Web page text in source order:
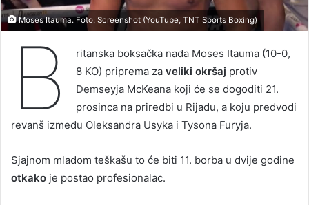
Moses Itauma. Foto: Screenshot (YouTube, TNT Sports Boxing)
B
ritanska boksačka nada Moses Itauma (10-0,
8 KO) priprema zaveliki okršaj protiv
Demseyja McKeana koji će se dogoditi 21.
prosinca na priredbi u Rijadu, a koju predvodi
revanš između Oleksandra Usyka i Tysona Furyja.
Sjajnom mladom teškašu to će biti 11. borba u dvije godine
otkako je postao profesionalac.